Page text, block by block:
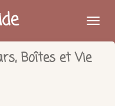
Boîtes et Vie